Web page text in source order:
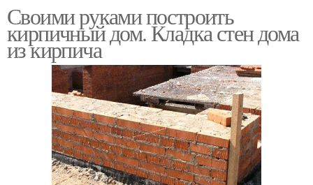
Своими руками построить
кирпичный дом. Кладка стен дома
из кирпича